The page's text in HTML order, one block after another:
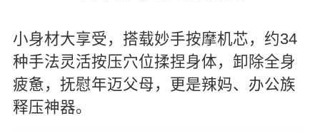
小身材大享受，搭载妙手按摩机芯，约34
种手法灵活按压穴位揉捏身体，卸除全身
疲惫，抚慰年迈父母，更是辣妈、办公族
释压神器。